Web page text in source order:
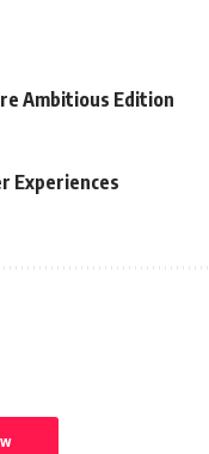
Ambitious Edition
Experiences